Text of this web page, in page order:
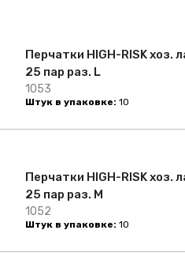
Перчатки HIGH-RISK хоз.
25 пар раз. L
1053
Штук в упаковке: 10
Перчатки HIGH-RISK хоз.
25 пар раз. M
1052
Штук в упаковке: 10